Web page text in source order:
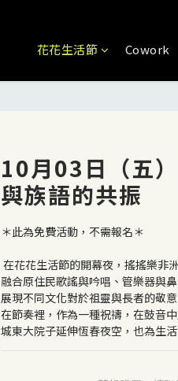
花花生活節 Cowork
10月03日（五
與族語的共振
＊此為免費活動，不需報名＊
融合原住民歌謠與吟唱、管樂器與
展現不同文化對於祖靈與長者的敬
在節奏裡，作為一種祝禱，在鼓音
城東大院子延伸恆春夜空，也為生